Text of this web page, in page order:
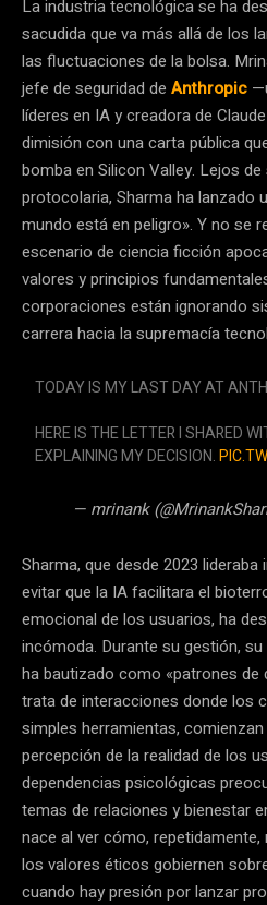
La industria tecnológica se ha
sacudida que va más allá de los
las fluctuaciones de la bolsa.
jefe de seguridad de Anthropic
líderes en IA y creadora de
dimisión con una carta pública
bomba en Silicon Valley. Lejos
protocolaria, Sharma ha lanzado
mundo está en peligro». Y no se
escenario de ciencia ficción
valores y principios
corporaciones están ignorando
carrera hacia la supremacía
TODAY IS MY LAST DAY AT
HERE IS THE LETTER I SHARED
EXPLAINING MY DECISION.
— mrinank
Sharma, que desde 2023
evitar que la IA facilitara el
emocional de los usuarios, ha
incómoda. Durante su gestión,
ha bautizado como «patrones de
trata de interacciones donde los
simples herramientas,
percepción de la realidad de los
dependencias psicológicas
temas de relaciones y bienestar
nace al ver cómo,
los valores éticos gobiernen
cuando hay presión por lanzar